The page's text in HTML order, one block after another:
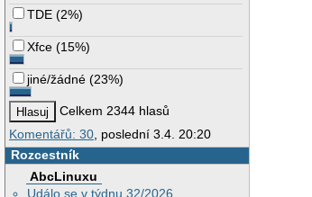
TDE (2%)
Xfce (15%)
jiné/žádné (23%)
Celkem 2344 hlasů
Komentářů: 30 , poslední 3.4. 20:20
Rozcestník
AbcLinuxu
Událo se v týdnu 32/2026